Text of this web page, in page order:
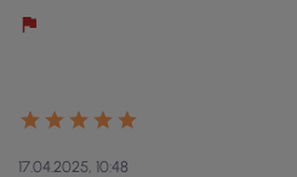
17.04.2025, 10:48